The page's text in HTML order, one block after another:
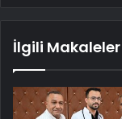
İlgili Makaleler